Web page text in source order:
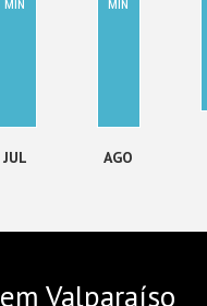
MIN
JUL
MIN
AGO
em Valparaíso